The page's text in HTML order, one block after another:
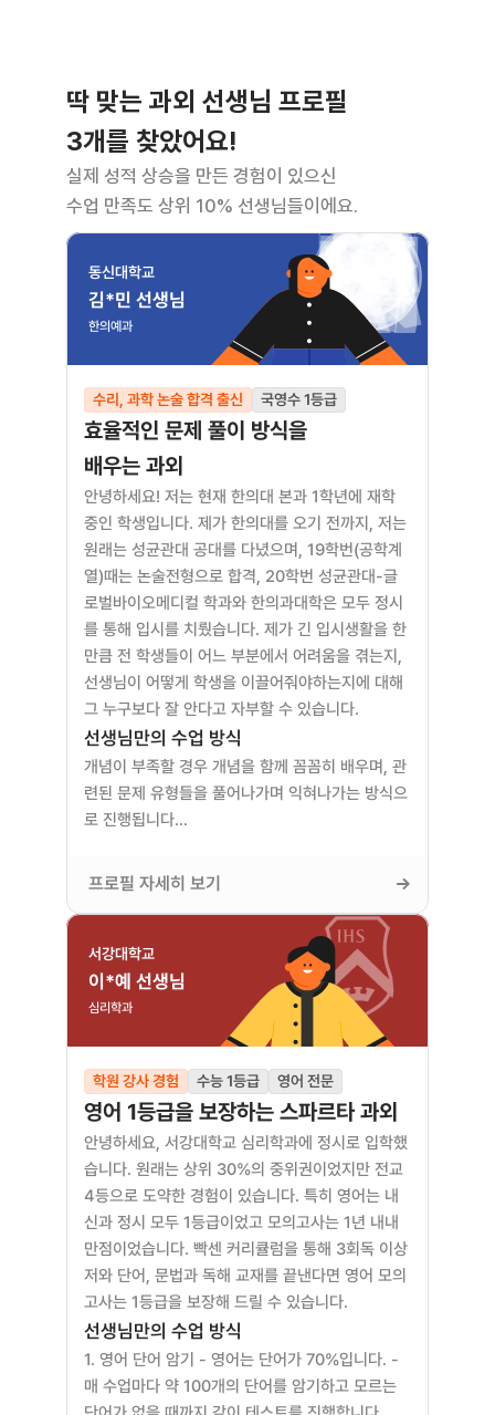
딱 맞는 과외 선생님 프로필
3개를 찾았어요!
실제 성적 상승을 만든 경험이 있으신
수업 만족도 상위 10% 선생님들이에요.
동신대학교
김*민 선생님
한의예과
수리, 과학 논술 합격 출신 국영수 1등급
효율적인 문제 풀이 방식을
배우는 과외
안녕하세요! 저는 현재 한의대 본과 1학년에 재학
중인 학생입니다. 제가 한의대를 오기 전까지, 저는
원래는 성균관대 공대를 다녔으며, 19학번(공학계
열)때는 논술전형으로 합격, 20학번 성균관대-글
로벌바이오메디컬 학과와 한의과대학은 모두 정시
를 통해 입시를 치뤘습니다. 제가 긴 입시생활을 한
만큼 전 학생들이 어느 부분에서 어려움을 겪는지,
선생님이 어떻게 학생을 이끌어줘야하는지에 대해
그 누구보다 잘 안다고 자부할 수 있습니다.
선생님만의 수업 방식
개념이 부족할 경우 개념을 함께 꼼꼼히 배우며, 관
련된 문제 유형들을 풀어나가며 익혀나가는 방식으
로 진행됩니다…
프로필 자세히 보기
서강대학교
이*예 선생님
심리학과
학원 강사 경험 수능 1등급 영어 전문
영어 1등급을 보장하는 스파르타 과외
안녕하세요, 서강대학교 심리학과에 정시로 입학했
습니다. 원래는 상위 30%의 중위권이었지만 전교
4등으로 도약한 경험이 있습니다. 특히 영어는 내
신과 정시 모두 1등급이었고 모의고사는 1년 내내
만점이었습니다. 빡센 커리큘럼을 통해 3회독 이상
저와 단어, 문법과 독해 교재를 끝낸다면 영어 모의
고사는 1등급을 보장해 드릴 수 있습니다.
선생님만의 수업 방식
1. 영어 단어 암기 - 영어는 단어가 70%입니다. -
매 수업마다 약 100개의 단어를 암기하고 모르는